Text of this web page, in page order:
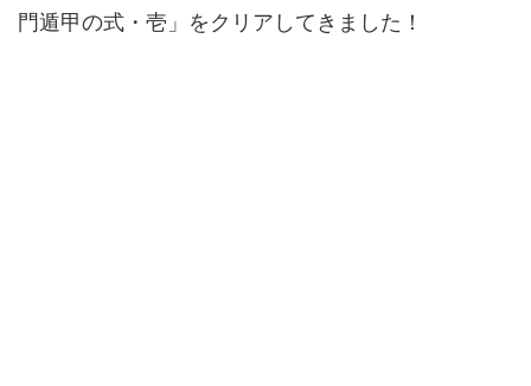
門遁甲の式・壱」をクリアしてきました！